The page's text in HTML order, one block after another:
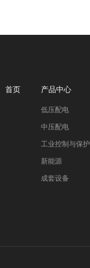
首页 产品中心
低压配电
中压配电
工业控制与保护
新能源
成套设备